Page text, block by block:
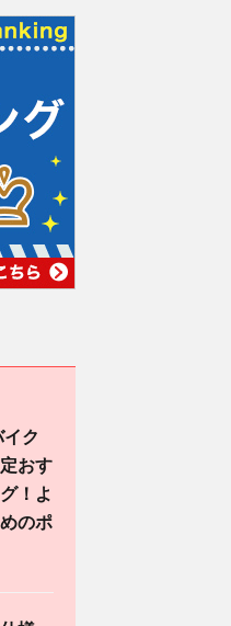
ク
おす
！よ
のポ